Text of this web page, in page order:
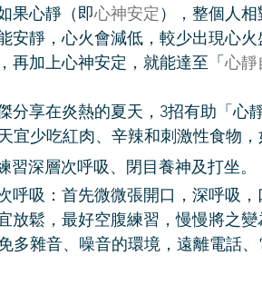
果心靜（即心神安定 ），整個人
安靜，心火會減低，較少出現心
再加上心神安定，就能達至「 心靜
分享在炎熱的夏天，3招有助「心
宜少吃紅肉、辛辣和刺激性食物
習深層次呼吸、閉目養神及打坐。
呼吸：首先微微張開口，深呼吸
放鬆，最好空腹練習，慢慢將之
多雜音、噪音的環境，遠離電話